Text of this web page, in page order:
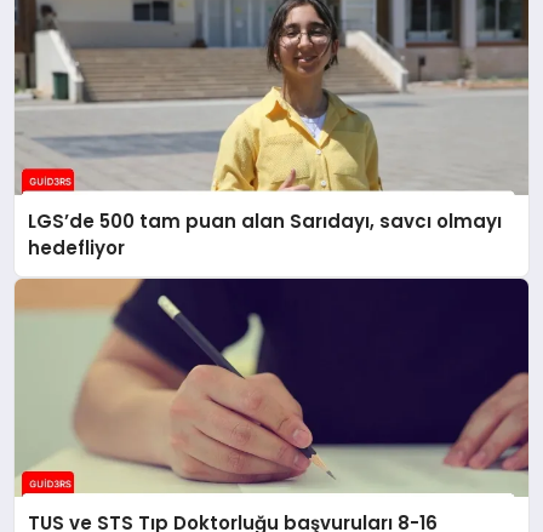
LGS’de 500 tam puan alan Sarıdayı, savcı olmayı
hedefliyor
TUS ve STS Tıp Doktorluğu başvuruları 8-16